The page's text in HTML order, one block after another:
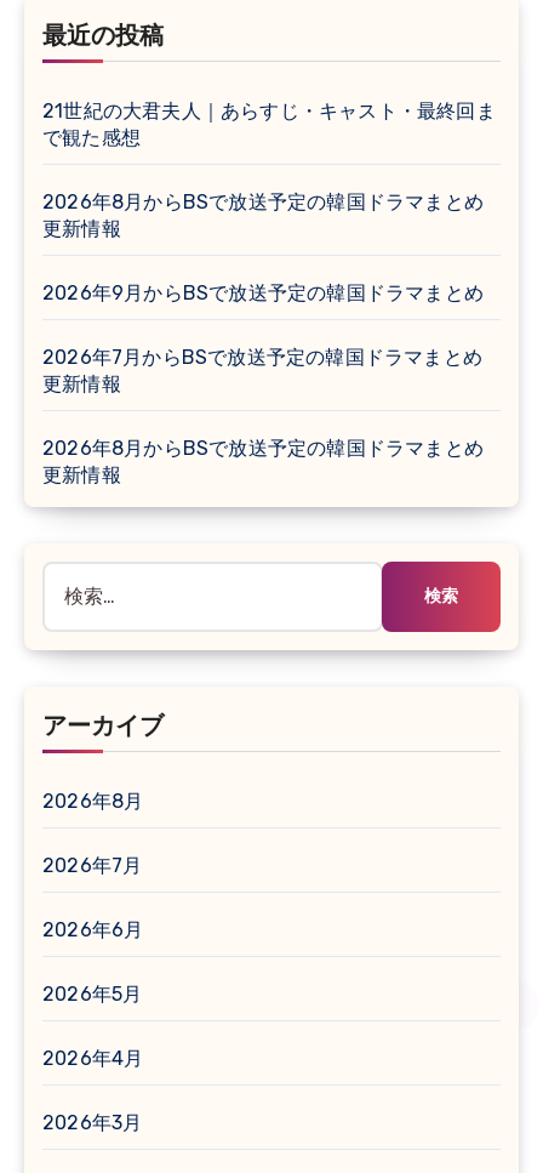
最近の投稿
21世紀の大君夫人｜あらすじ・キャスト・最終回ま
で観た感想
2026年8月からBSで放送予定の韓国ドラマまとめ
更新情報
2026年9月からBSで放送予定の韓国ドラマまとめ
2026年7月からBSで放送予定の韓国ドラマまとめ
更新情報
2026年8月からBSで放送予定の韓国ドラマまとめ
更新情報
アーカイブ
2026年8月
2026年7月
2026年6月
2026年5月
2026年4月
2026年3月